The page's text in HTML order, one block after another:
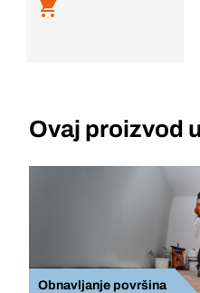
Ovaj proizvod
Obnavljanje površina